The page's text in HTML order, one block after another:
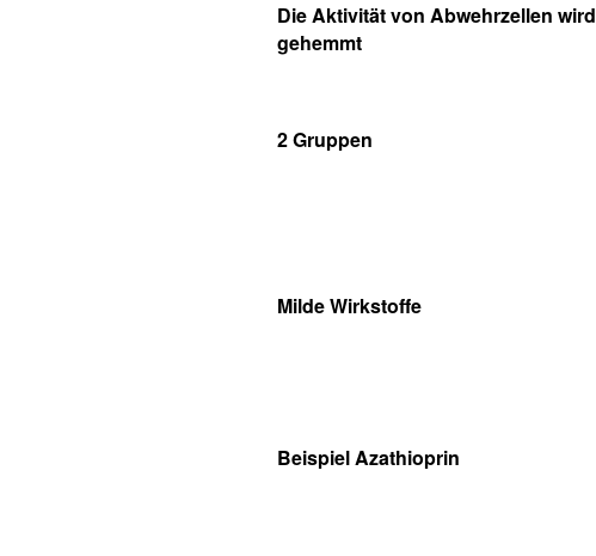
Die Aktivität von Abwehrzellen wird
gehemmt
2 Gruppen
Milde Wirkstoffe
Beispiel Azathioprin